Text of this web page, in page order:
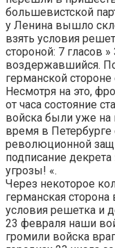
большевистской
у Ленина вышло
взять условия
стороной: 7 гласов
воздержавшийся.
германской
Несмотря на это,
от часа состояние
войска были уже на
время в
революционной
подписание
угрозы! «.
Через некоторое
германская
условия решетка и
23 февраля наши
громили войска